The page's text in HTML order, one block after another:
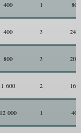
400 1 80
400 3 240
800 3 200
1 600 2 160
12 000 1 40